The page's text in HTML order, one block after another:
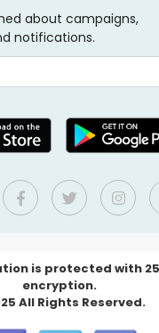
about campaigns,
notifications.
is protected with
encryption.
All Rights Reserved.